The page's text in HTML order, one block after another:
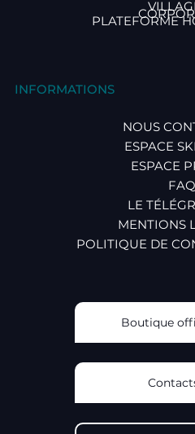
PLATEFORME
INFORMATIONS
NOUS
ESPACE
ESPACE
FAQ
LE
MENTIONS
POLITIQUE DE
Boutique